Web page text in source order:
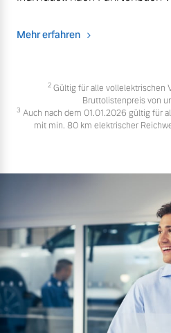
Mehr erfahren
2 Gültig für alle vollelektrischen
Bruttolistenpreis von
3 Auch nach dem 01.01.2026 gültig für
mit min. 80 km elektrischer